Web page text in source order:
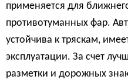
применяется для
противотуманных фар.
устойчива к тряскам,
эксплуатации. За счет
разметки и дорожных